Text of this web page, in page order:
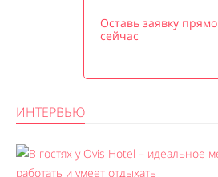
Оставь заявку прямо
сейчас
ИНТЕРВЬЮ